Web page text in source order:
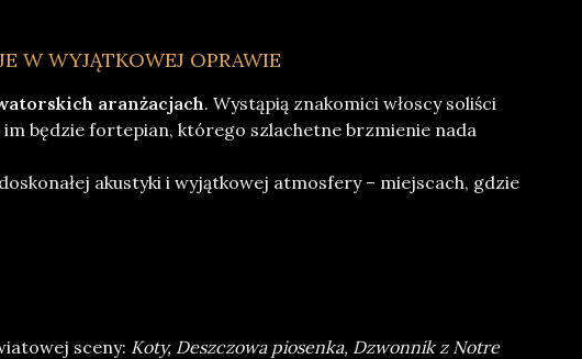
W WYJĄTKOWEJ OPRAWIE
aranżacjach. Wystąpią znakomici włoscy soliści
będzie fortepian, którego szlachetne brzmienie nada
akustyki i wyjątkowej atmosfery – miejscach, gdzie
sceny: Koty, Deszczowa piosenka, Dzwonnik z Notre